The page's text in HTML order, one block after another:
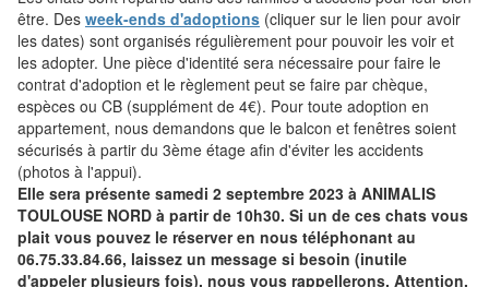
être. Des week-ends d'adoptions (cliquer sur le lien pour avoir
les dates) sont organisés régulièrement pour pouvoir les voir et
les adopter. Une pièce d'identité sera nécessaire pour faire le
contrat d'adoption et le règlement peut se faire par chèque,
espèces ou CB (supplément de 4€). Pour toute adoption en
appartement, nous demandons que le balcon et fenêtres soient
sécurisés à partir du 3ème étage afin d'éviter les accidents
(photos à l'appui).
Elle sera présente samedi 2 septembre 2023 à ANIMALIS
TOULOUSE NORD à partir de 10h30. Si un de ces chats vous
plait vous pouvez le réserver en nous téléphonant au
06.75.33.84.66, laissez un message si besoin (inutile
d'appeler plusieurs fois), nous vous rappellerons. Attention,